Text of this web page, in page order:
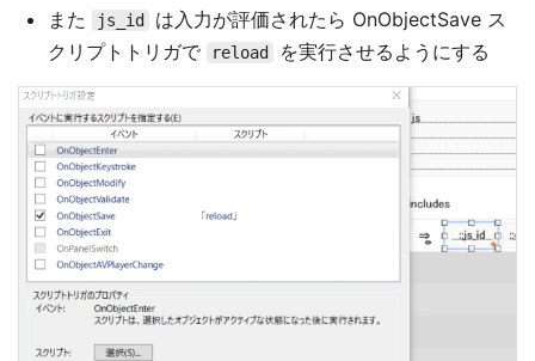
また js_id
は入力が評価されたら OnObjectSave ス
クリプトトリガで
reload を実行させるようにする